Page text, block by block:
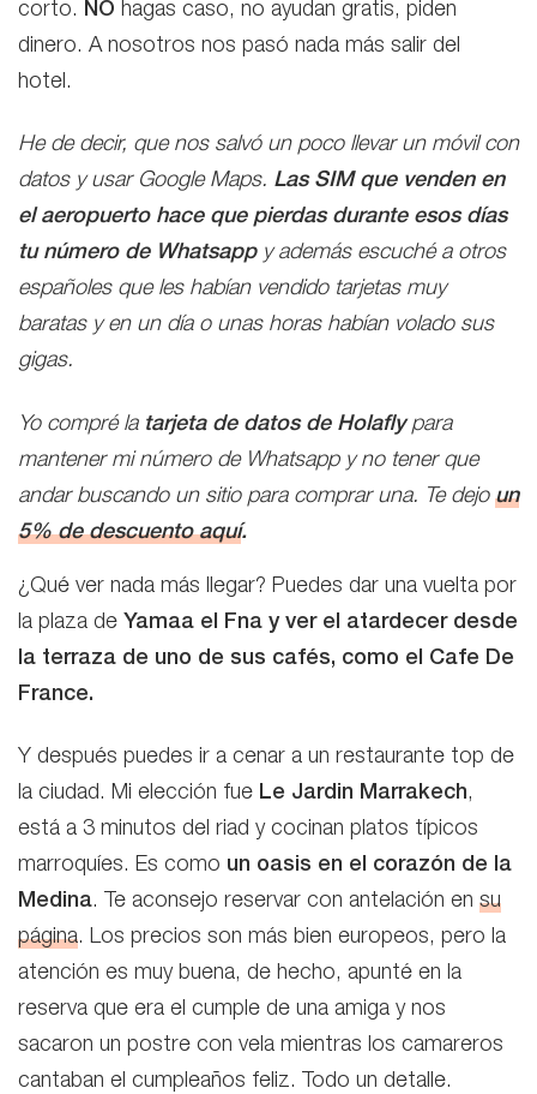
corto. NO hagas caso, no ayudan gratis, piden
dinero. A nosotros nos pasó nada más salir del
hotel.
He de decir, que nos salvó un poco llevar un móvil con
datos y usar Google Maps. Las SIM que venden en
el aeropuerto hace que pierdas durante esos días
tu número de Whatsapp y además escuché a otros
españoles que les habían vendido tarjetas muy
baratas y en un día o unas horas habían volado sus
gigas.
Yo compré latarjeta de datos de Holaflypara
mantener mi número de Whatsapp y no tener que
andar buscando un sitio para comprar una. Te dejo un
5% de descuento aquí.
¿Qué ver nada más llegar? Puedes dar una vuelta por
la plaza de Yamaa el Fna y ver el atardecer desde
la terraza de uno de sus cafés, como el Cafe De
France.
Y después puedes ir a cenar a un restaurante top de
la ciudad. Mi elección fue Le Jardin Marrakech,
está a 3 minutos del riad y cocinan platos típicos
marroquíes. Es como un oasis en el corazón de la
Medina. Te aconsejo reservar con antelación en su
página. Los precios son más bien europeos, pero la
atención es muy buena, de hecho, apunté en la
reserva que era el cumple de una amiga y nos
sacaron un postre con vela mientras los camareros
cantaban el cumpleaños feliz. Todo un detalle.